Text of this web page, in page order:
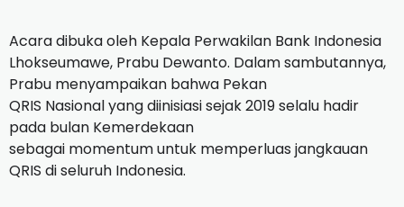
Acara dibuka oleh Kepala Perwakilan Bank Indonesia
Lhokseumawe, Prabu Dewanto. Dalam sambutannya,
Prabu menyampaikan bahwa Pekan
QRIS Nasional yang diinisiasi sejak 2019 selalu hadir
pada bulan Kemerdekaan
sebagai momentum untuk memperluas jangkauan
QRIS di seluruh Indonesia.